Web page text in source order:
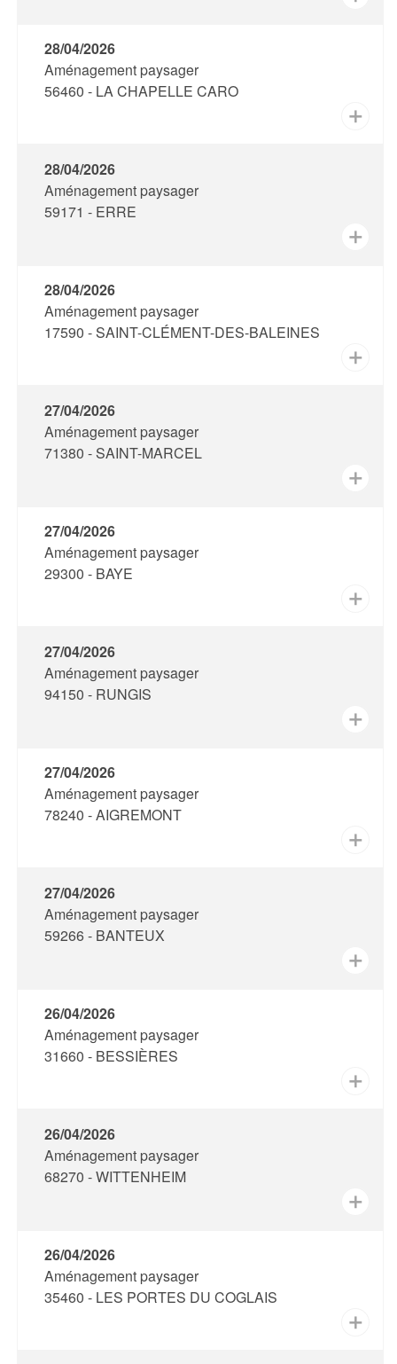
28/04/2026
Aménagement paysager
56460 - LA CHAPELLE CARO
✕
28/04/2026
Aménagement paysager
59171 - ERRE
✕
28/04/2026
Aménagement paysager
17590 - SAINT-CLÉMENT-DES-BALEINES
✕
27/04/2026
Aménagement paysager
71380 - SAINT-MARCEL
✕
27/04/2026
Aménagement paysager
29300 - BAYE
✕
27/04/2026
Aménagement paysager
94150 - RUNGIS
✕
27/04/2026
Aménagement paysager
78240 - AIGREMONT
✕
27/04/2026
Aménagement paysager
59266 - BANTEUX
✕
26/04/2026
Aménagement paysager
31660 - BESSIÈRES
✕
26/04/2026
Aménagement paysager
68270 - WITTENHEIM
✕
26/04/2026
Aménagement paysager
35460 - LES PORTES DU COGLAIS
✕